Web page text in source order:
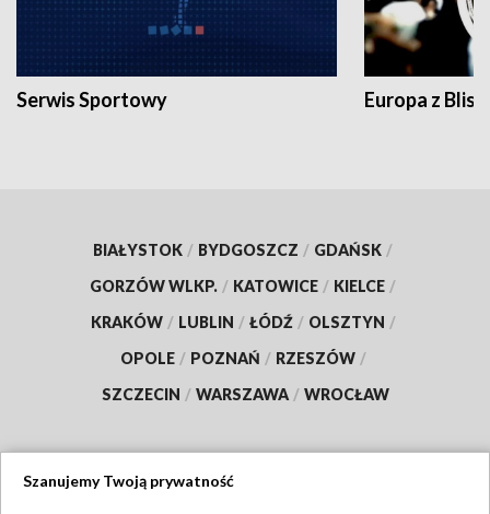
Serwis Sportowy Europa z
BIAŁYSTOK / BYDGOSZCZ / GDAŃSK /
GORZÓW WLKP. / KATOWICE / KIELCE /
KRAKÓW / LUBLIN / ŁÓDŹ / OLSZTYN /
OPOLE / POZNAŃ / RZESZÓW /
SZCZECIN / WARSZAWA / WROCŁAW
Szanujemy Twoją prywatność